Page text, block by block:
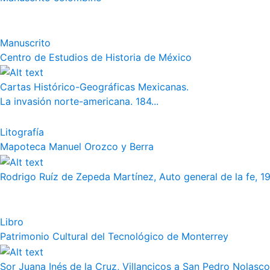
Manuscrito
Centro de Estudios de Historia de México
Cartas Histórico-Geográficas Mexicanas.
La invasión norte-americana. 184...
Litografía
Mapoteca Manuel Orozco y Berra
Rodrigo Ruíz de Zepeda Martínez, Auto general de la fe,
Libro
Patrimonio Cultural del Tecnológico de Monterrey
Sor Juana Inés de la Cruz, Villancicos a San Pedro Nolasco